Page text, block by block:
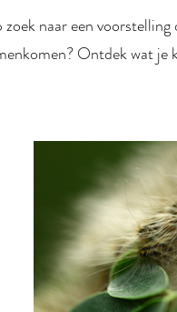
zoek naar een
Ontdek wat je